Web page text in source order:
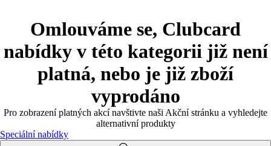
Omlouváme se, Clubcard
nabídky v této kategorii již není
platná, nebo je již zboží
vyprodáno
Pro zobrazení platných akcí navštivte naši Akční stránku a vyhledejte
alternativní produkty
Speciální nabídky